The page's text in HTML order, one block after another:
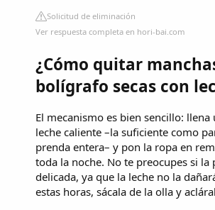
Solicitud de eliminación
Ver respuesta completa en hori-bai.com
¿Cómo quitar
bolígrafo secas con
El mecanismo es bien sencillo: llena
leche caliente –la suficiente como
prenda entera– y pon la ropa en
toda la noche. No te preocupes si la
delicada, ya que la leche no la
estas horas, sácala de la olla y